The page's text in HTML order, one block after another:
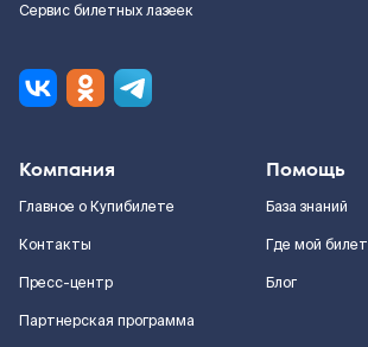
Сервис билетных лазеек
Компания
Главное о Купибилете
Контакты
Пресс-центр
Партнерская программа
Помощь
База знаний
Где мой билет
Блог